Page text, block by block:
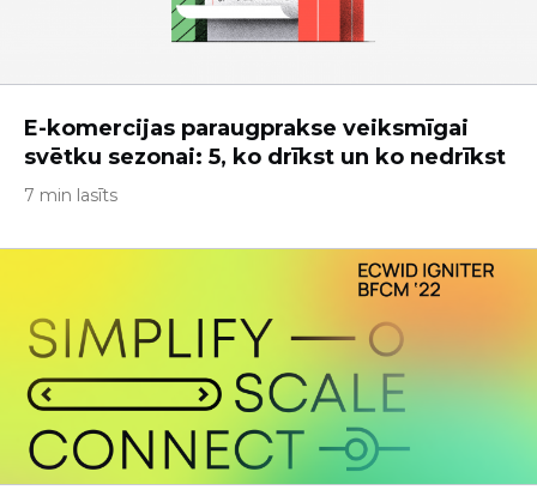
E-komercijas paraugprakse veiksmīgai
svētku sezonai: 5, ko drīkst un ko nedrīkst
7 min lasīts